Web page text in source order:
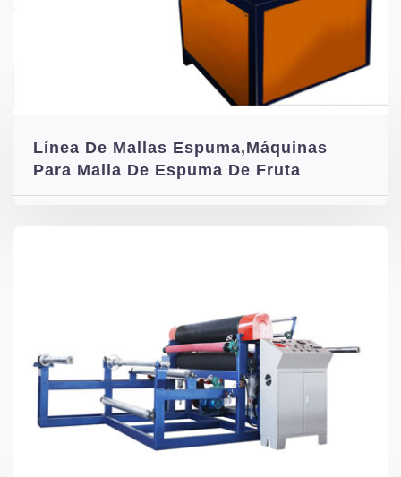
Línea De Mallas Espuma,máquinas
Para Malla De Espuma De Fruta